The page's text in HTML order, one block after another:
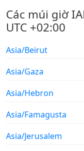
Các múi giờ
UTC +02:00
Asia/Beirut
Asia/Gaza
Asia/Hebron
Asia/Famagusta
Asia/Jerusalem